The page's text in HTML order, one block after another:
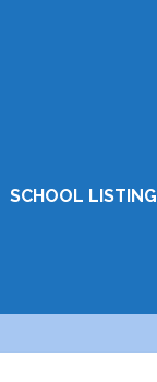
SCHOOL LISTING